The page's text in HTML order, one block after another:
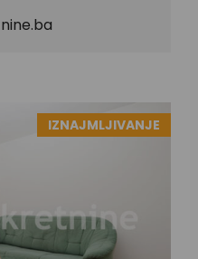
IZNAJMLJIVANJE